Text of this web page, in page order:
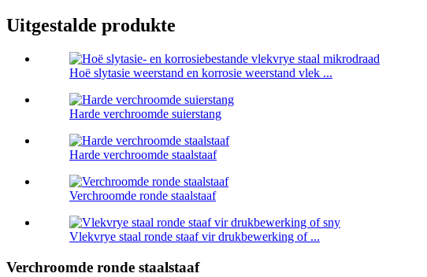
Uitgestalde produkte
Hoë slytasie weerstand en korrosie weerstand vlek ...
Harde verchroomde suierstang
Harde verchroomde staalstaaf
Verchroomde ronde staalstaaf
Vlekvrye staal ronde staaf vir drukbewerking of ...
Verchroomde ronde staalstaaf